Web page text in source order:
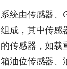
统由传感器、
成，其中传感
传感器，如载
油位传感器、